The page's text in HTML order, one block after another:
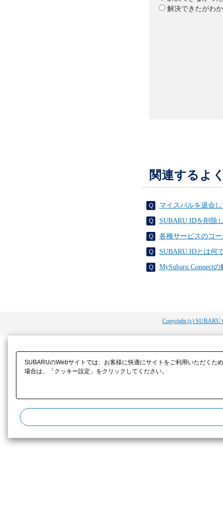
解決できたがわ
関連するよ
マイスバルを退会
SUBARU IDを削除
各種サービスのコ
SUBARU IDとは何
MySubaru Connect
Copyright (c) SUBARU
SUBARUのWebサイトでは、お客様に快適にサイトをご利用いただく
場合は、「クッキー設定」をクリックしてください。​